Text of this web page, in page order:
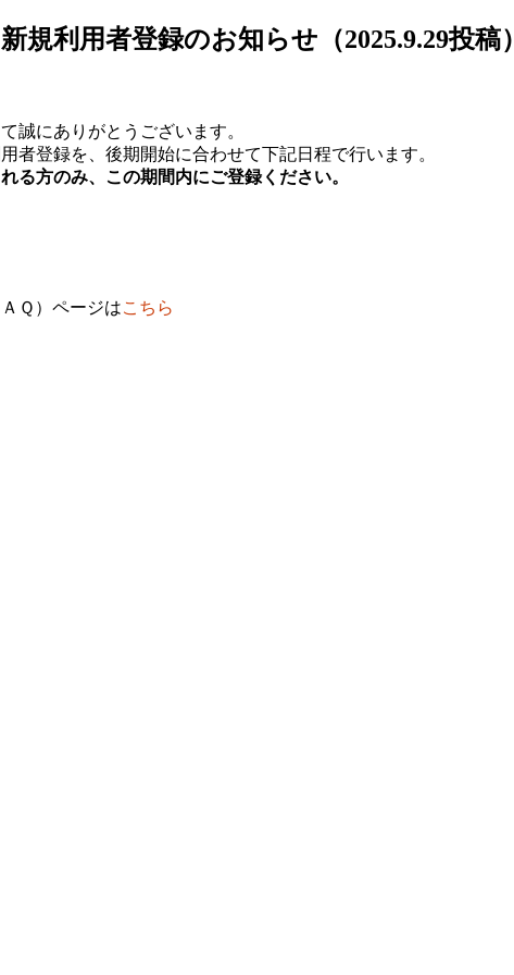
規利用者登録のお知らせ（2025.9.29投稿）
誠にありがとうございます。
者登録を、後期開始に合わせて下記日程で行います。
る方のみ、この期間内にご登録ください。
Ｑ）ページはこちら